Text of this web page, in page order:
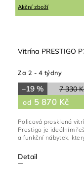
Akční zboží
Vitrína PRESTIGO
Za 2 - 4 týdny
7 330
–19 %
od 5 870 Kč
Detail
Policová prosklená
Prestigo je ideálním
a funkční nábytek,